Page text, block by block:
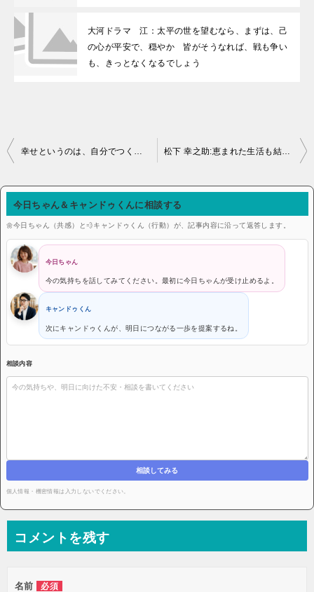
大河ドラマ 江：太平の世を望むなら、まずは、己
の心が平安で、穏やか 皆がそうなれば、戦も争い
も、きっとなくなるでしょう
投稿ナビゲーション 幸せというのは、自分でつくるものだ。決して他人から与えられるものじゃない。 by 土光敏夫 松下 幸之助:恵まれた生活も結構だし、恵まれない暮らしも結構 何事も結構という気持が大切だと思います。
今日ちゃん＆キャンドゥくんに相談する
🌼今日ちゃん（共感）と💨キャンドゥくん（行動）が、記事内容に沿って返答します。
今日ちゃん
今の気持ちを話してみてください。最初に今日ちゃんが受け止めるよ。
キャンドゥくん
次にキャンドゥくんが、明日につながる一歩を提案するね。
相談内容
相談してみる
個人情報・機密情報は入力しないでください。
コメントを残す
名前 必須